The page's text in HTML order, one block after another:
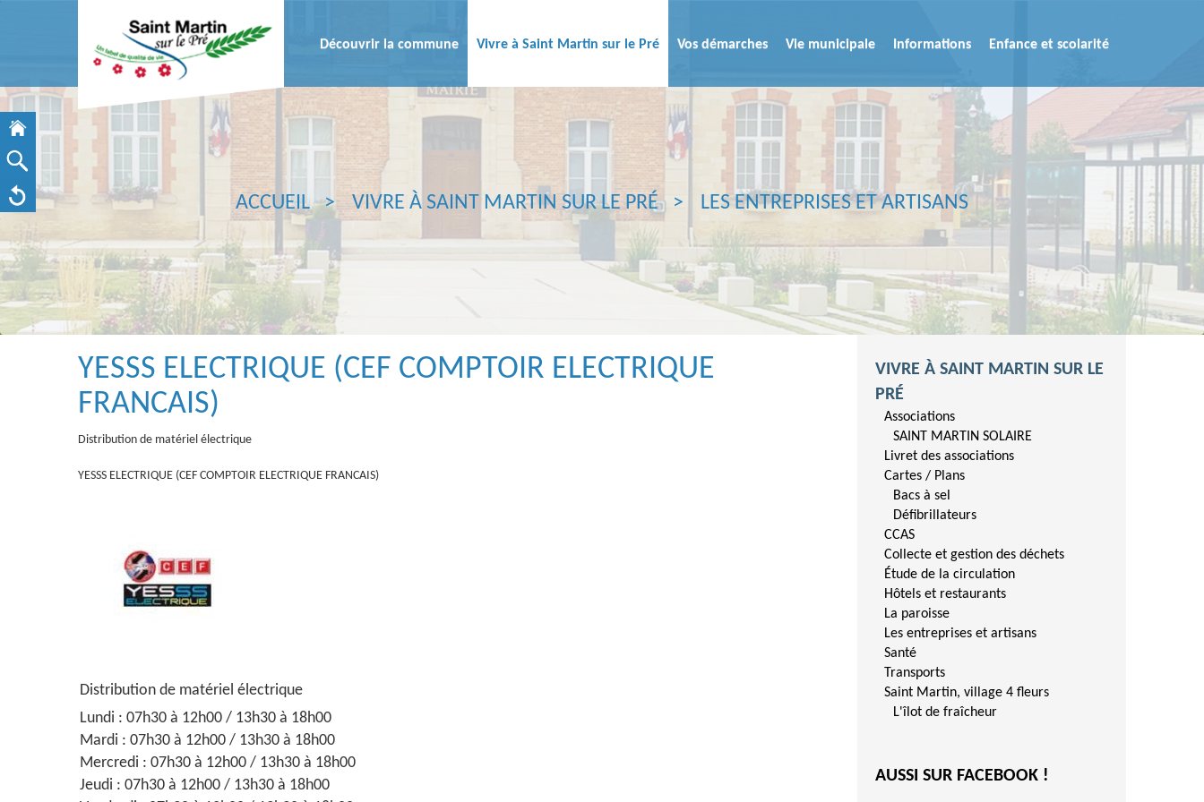
Découvrir la commune Vivre à Saint Martin sur le Pré Vos démarches Vie municipale Informations Enfance et scolarité
ACCUEIL VIVRE À SAINT MARTIN SUR LE PRÉ LES ENTREPRISES ET ARTISANS
YESSS ELECTRIQUE (CEF COMPTOIR ELECTRIQUE
FRANCAIS)
Distribution de matériel électrique
YESSS ELECTRIQUE (CEF COMPTOIR ELECTRIQUE FRANCAIS)
Distribution de matériel électrique
Lundi : 07h30 à 12h00 / 13h30 à 18h00
Mardi : 07h30 à 12h00 / 13h30 à 18h00
Mercredi : 07h30 à 12h00 / 13h30 à 18h00
Jeudi : 07h30 à 12h00 / 13h30 à 18h00
VIVRE À SAINT MARTIN SUR LE
PRÉ
Associations
SAINT MARTIN SOLAIRE
Livret des associations
Cartes / Plans
Bacs à sel
Défibrillateurs
CCAS
Collecte et gestion des déchets
Étude de la circulation
Hôtels et restaurants
La paroisse
Les entreprises et artisans
Santé
Transports
Saint Martin, village 4 fleurs
L'îlot de fraîcheur
AUSSI SUR FACEBOOK !